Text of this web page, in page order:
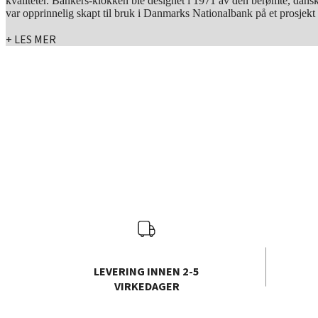
var opprinnelig skapt til bruk i Danmarks Nationalbank på et
+ LES MER
LEVERING INNEN 2-5
VIRKEDAGER